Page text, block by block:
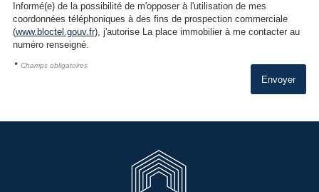
Informé(e) de la possibilité de m'opposer à l'utilisation de mes
coordonnées téléphoniques à des fins de prospection commerciale
(www.bloctel.gouv.fr), j'autorise La place immobilier à me contacter au
numéro renseigné.
* Champs obligatoires